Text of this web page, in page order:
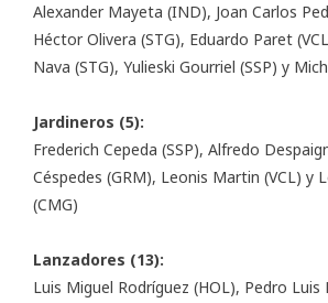
Alexander Mayeta (IND), Joan Carlos
Héctor Olivera (STG), Eduardo Paret
Nava (STG), Yulieski Gourriel (SSP) y
Jardineros (5):
Frederich Cepeda (SSP), Alfredo
Céspedes (GRM), Leonis Martin (VCL) y
(CMG)
Lanzadores (13):
Luis Miguel Rodríguez (HOL), Pedro Luis